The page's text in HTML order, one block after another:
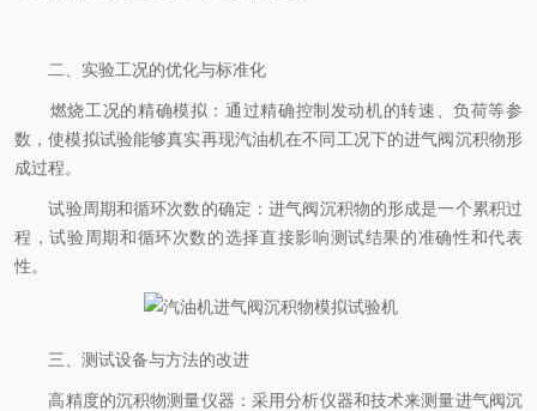
二、实验工况的优化与标准化
​燃烧工况的精确模拟：通过精确控制发动机的转速、负荷等参
数，使模拟试验能够真实再现汽油机在不同工况下的进气阀沉积物形
成过程。
​试验周期和循环次数的确定：进气阀沉积物的形成是一个累积过
程，试验周期和循环次数的选择直接影响测试结果的准确性和代表
性。
三、测试设备与方法的改进
​高精度的沉积物测量仪器：采用分析仪器和技术来测量进气阀沉